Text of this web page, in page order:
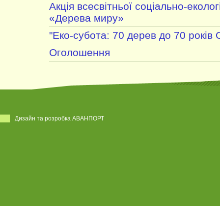
Акція всесвітньої соціально-
«Дерева миру»
"Еко-субота: 70 дерев до 70
Оголошення
Дизайн та розробка АВАНПОРТ